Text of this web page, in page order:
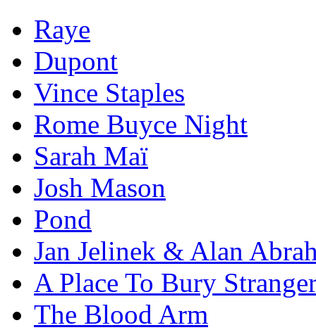
Raye
Dupont
Vince Staples
Rome Buyce Night
Sarah Maï
Josh Mason
Pond
Jan Jelinek & Alan
A Place To Bury
The Blood Arm